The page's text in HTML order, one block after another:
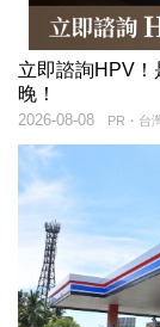
立即諮詢HPV！
晚！
PR・台
2026-08-08